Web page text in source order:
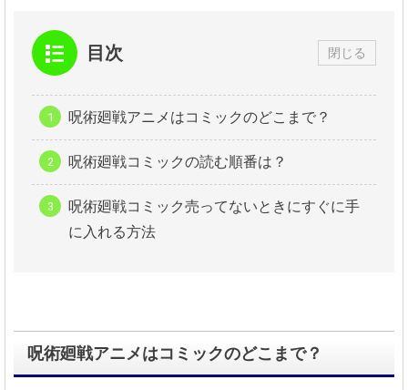
目次 閉じる
呪術廻戦アニメはコミックのどこまで？
呪術廻戦コミックの読む順番は？
呪術廻戦コミック売ってないときにすぐに手
に入れる方法
呪術廻戦アニメはコミックのどこまで？